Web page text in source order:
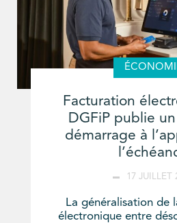
Facturation
DGFiP publie
démarrage à
17 JUILLET
La généralisation de
électronique entre